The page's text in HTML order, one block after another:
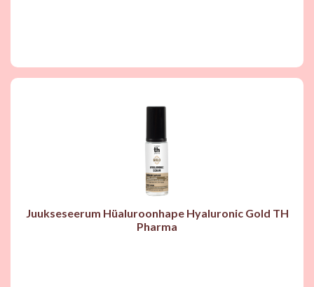
Juukseseerum Hüaluroonhape Hyaluronic Gold TH
Pharma